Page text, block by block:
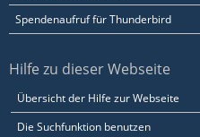
Spendenaufruf für Thunderbird
Hilfe zu dieser Webseite
Übersicht der Hilfe zur Webseite
Die Suchfunktion benutzen